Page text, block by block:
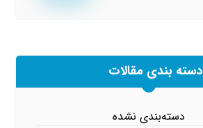
دسته بندی مقالات
دسته‌بندی نشده